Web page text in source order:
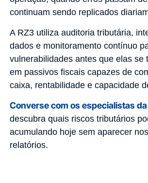
continuam sendo replicados
A RZ3 utiliza auditoria tributária,
dados e monitoramento contínuo
vulnerabilidades antes que elas se
em passivos fiscais capazes de
caixa, rentabilidade e capacidade
Converse com os especialistas da
descubra quais riscos tributários
acumulando hoje sem aparecer
relatórios.